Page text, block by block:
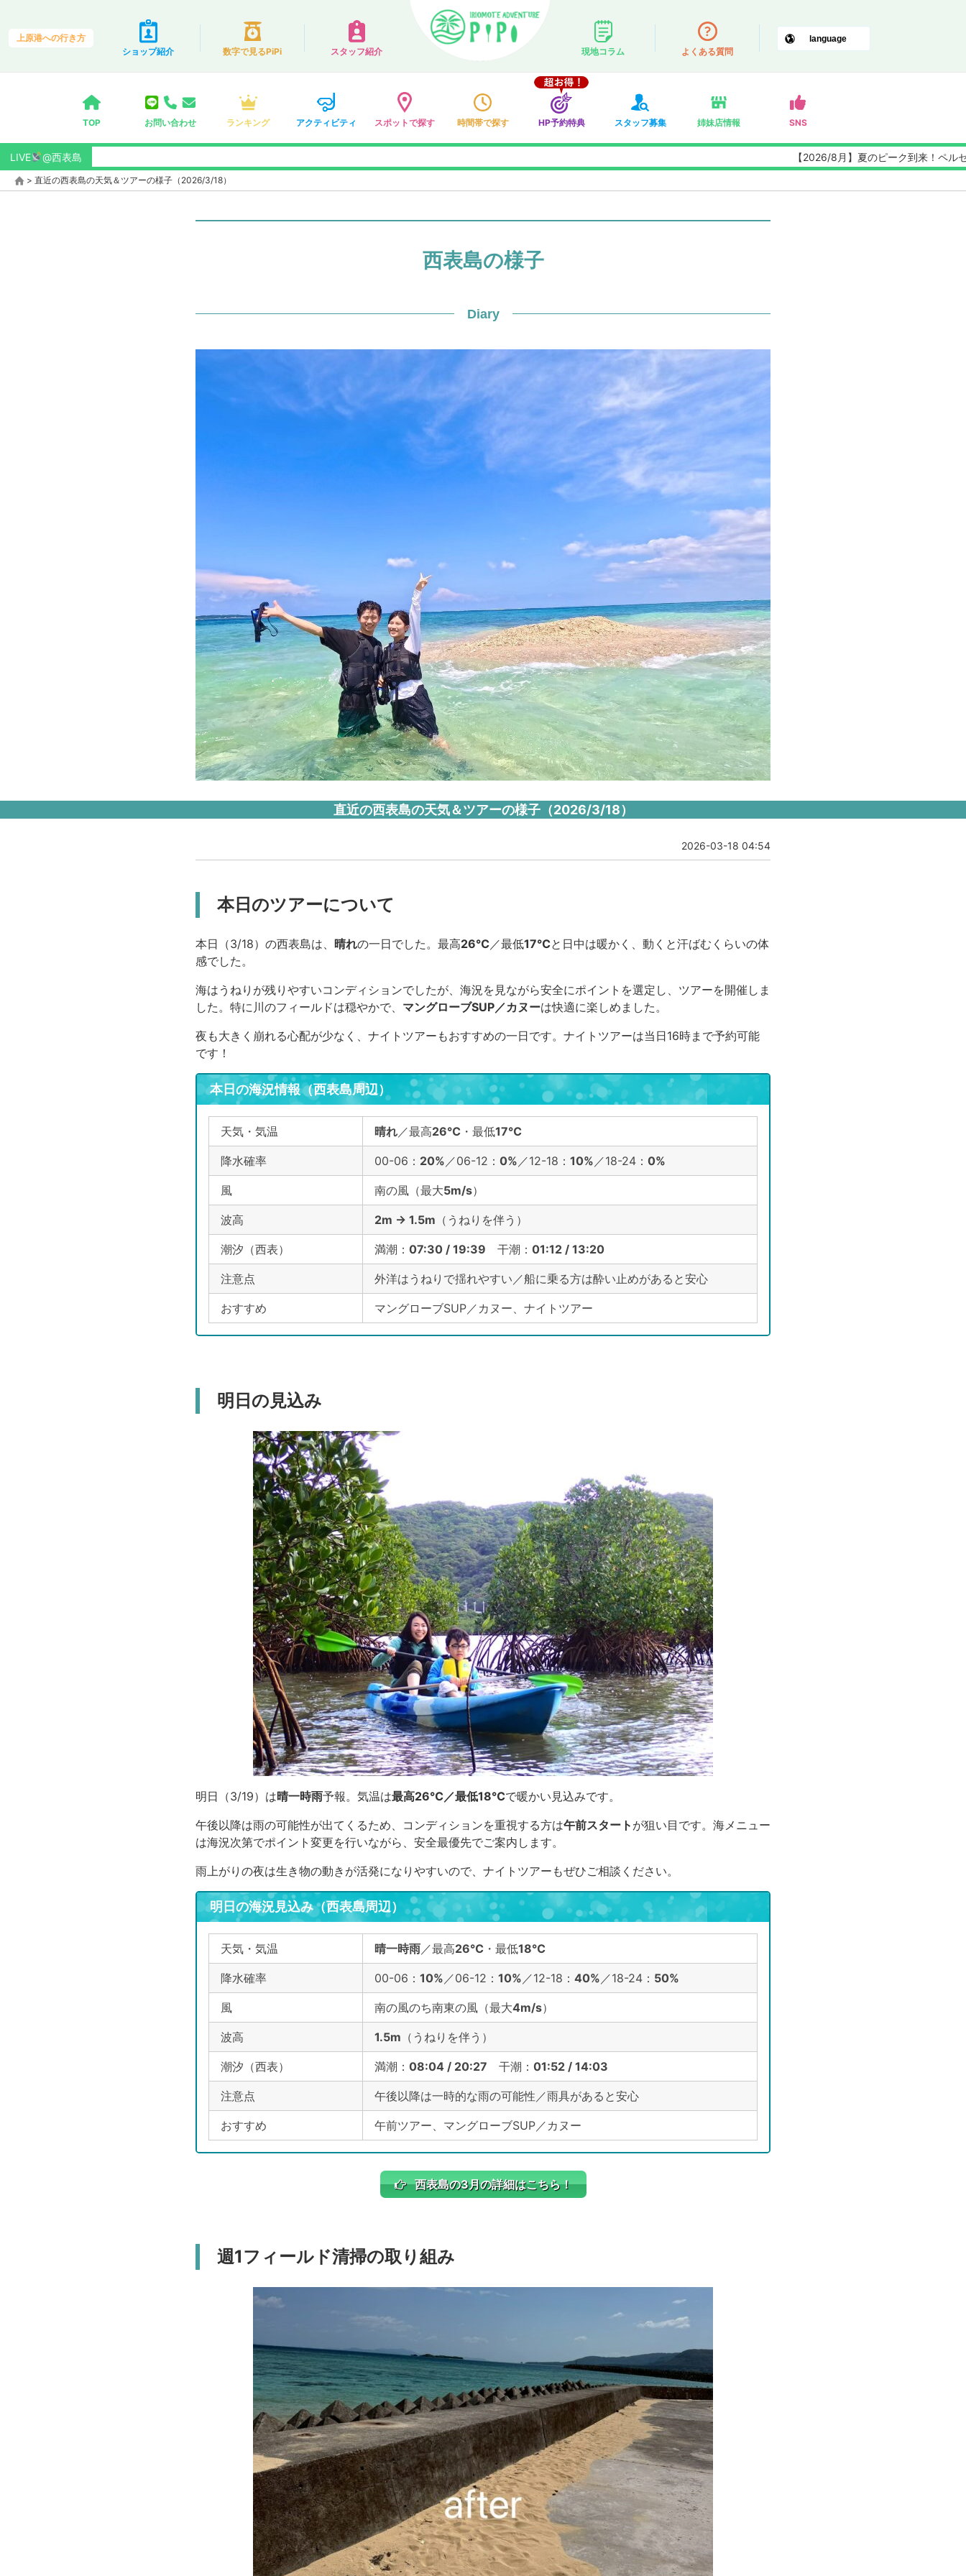
上原港への行き方
ショップ紹介
数字で見るPiPi スタッフ紹介 現地コラム よくある質問
TOP お問い合わせ ランキング アクティビティ スポットで探す 時間帯で探す HP予約特典 スタッフ募集 姉妹店情報 SNS
LIVE @西表島 【2026/8月】夏のピーク到来！ペルセウス
> 直近の西表島の天気＆ツアーの様子（2026/3/18）
西表島の様子
Diary
直近の西表島の天気＆ツアーの様子（2026/3/18）
2026-03-18 04:54
本日のツアーについて
本日（3/18）の西表島は、 晴れの一日でした。最高26℃／最低17℃と日中は暖かく、動くと汗ばむくらいの体
感でした。
海はうねりが残りやすいコンディションでしたが、海況を見ながら安全にポイントを選定し、ツアーを開催しま
した。特に川のフィールドは穏やかで、 マングローブSUP／カヌーは快適に楽しめました。
夜も大きく崩れる心配が少なく、ナイトツアーもおすすめの一日です。ナイトツアーは当日16時まで予約可能
です！
本日の海況情報（西表島周辺）
天気・気温 晴れ ／最高26℃ ・最低17℃
降水確率 00-06： 20% ／06-12： 0% ／12-18： 10% ／18-24： 0%
風 南の風（最大5m/s）
波高 2m → 1.5m （うねりを伴う）
潮汐（西表） 満潮： 07:30 / 19:39 干潮： 01:12 / 13:20
注意点 外洋はうねりで揺れやすい／船に乗る方は酔い止めがあると安心
おすすめ マングローブSUP／カヌー、ナイトツアー
明日の見込み
明日（3/19）は晴一時雨予報。気温は最高26℃／最低18℃で暖かい見込みです。
午後以降は雨の可能性が出てくるため、コンディションを重視する方は午前スタート が狙い目です。海メニュー
は海況次第でポイント変更を行いながら、安全最優先でご案内します。
雨上がりの夜は生き物の動きが活発になりやすいので、ナイトツアーもぜひご相談ください。
明日の海況見込み（西表島周辺）
天気・気温 晴一時雨／最高26℃ ・最低18℃
降水確率 00-06： 10% ／06-12： 10% ／12-18： 40% ／18-24： 50%
風 南の風のち南東の風（最大4m/s）
波高 1.5m （うねりを伴う）
潮汐（西表） 満潮： 08:04 / 20:27 干潮： 01:52 / 14:03
注意点 午後以降は一時的な雨の可能性／雨具があると安心
おすすめ 午前ツアー、マングローブSUP／カヌー
西表島の3月の詳細はこちら！
週1フィールド清掃の取り組み